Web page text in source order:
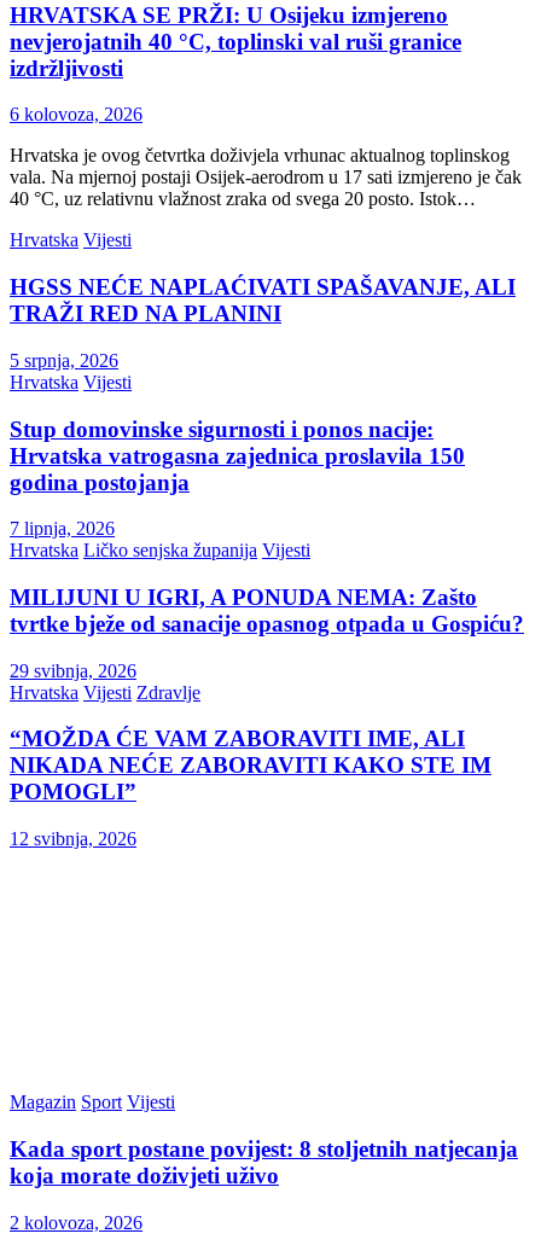
HRVATSKA SE PRŽI: U Osijeku izmjereno
nevjerojatnih 40 °C, toplinski val ruši granice
izdržljivosti
6 kolovoza, 2026
Hrvatska je ovog četvrtka doživjela vrhunac aktualnog toplinskog
vala. Na mjernoj postaji Osijek-aerodrom u 17 sati izmjereno je čak
40 °C, uz relativnu vlažnost zraka od svega 20 posto. Istok…
Hrvatska Vijesti
HGSS NEĆE NAPLAĆIVATI SPAŠAVANJE, ALI
TRAŽI RED NA PLANINI
5 srpnja, 2026
Hrvatska Vijesti
Stup domovinske sigurnosti i ponos nacije:
Hrvatska vatrogasna zajednica proslavila 150
godina postojanja
7 lipnja, 2026
Hrvatska Ličko senjska županija Vijesti
MILIJUNI U IGRI, A PONUDA NEMA: Zašto
tvrtke bježe od sanacije opasnog otpada u Gospiću?
29 svibnja, 2026
Hrvatska Vijesti Zdravlje
“MOŽDA ĆE VAM ZABORAVITI IME, ALI
NIKADA NEĆE ZABORAVITI KAKO STE IM
POMOGLI”
12 svibnja, 2026
Magazin Sport Vijesti
Kada sport postane povijest: 8 stoljetnih natjecanja
koja morate doživjeti uživo
2 kolovoza, 2026